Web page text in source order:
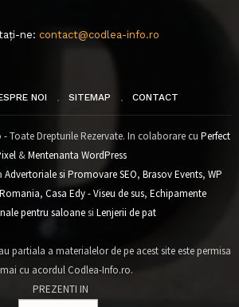
ne: contact@codlea-info.ro
NOI SITEMAP CONTACT
Toate Drepturile Rezervate. In colaborare cu Perfect
&Mentenanta WordPress
Advertoriale si Promovare SEO, Brasov Events, WP
, Casa Edy - Viseu de sus, Echipamente
pentru saloanesi Lenjerii de pat
partiala a materialelor de pe acest site este permisa
cu acordul Codlea-Info.ro.
PREZENTI IN